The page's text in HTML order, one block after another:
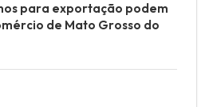
para exportação podem
de Mato Grosso do